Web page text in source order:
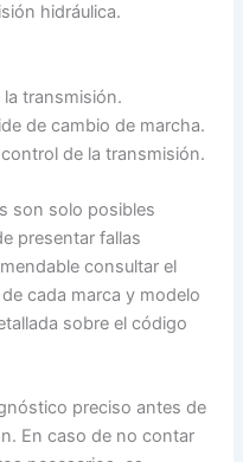
hidráulica.
transmisión.
de cambio de marcha.
de la transmisión.
son solo posibles
presentar fallas
consultar el
cada marca y modelo
sobre el código
preciso antes de
En caso de no contar